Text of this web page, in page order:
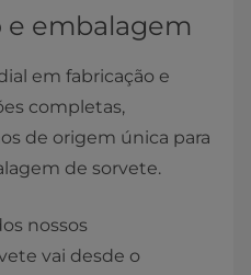
e embalagem
em fabricação e
completas,
de origem única para
de sorvete.
nossos
vai desde o